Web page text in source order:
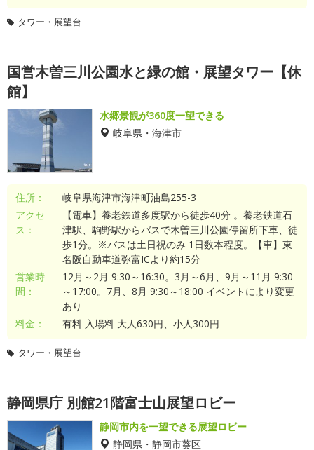
タワー・展望台
国営木曽三川公園水と緑の館・展望タワー【休
館】
水郷景観が360度一望できる
岐阜県・海津市
住所：
岐阜県海津市海津町油島255-3
アクセ
ス：
【電車】養老鉄道多度駅から徒歩40分 。養老鉄道石
津駅、駒野駅からバスで木曽三川公園停留所下車、徒
歩1分。※バスは土日祝のみ 1日数本程度。【車】東
名阪自動車道弥富ICより約15分
営業時
間：
12月～2月 9:30～16:30。3月～6月、9月～11月 9:30
～17:00。7月、8月 9:30～18:00 イベントにより変更
あり
料金：
有料 入場料 大人630円、小人300円
タワー・展望台
静岡県庁 別館21階富士山展望ロビー
静岡市内を一望できる展望ロビー
静岡県・静岡市葵区